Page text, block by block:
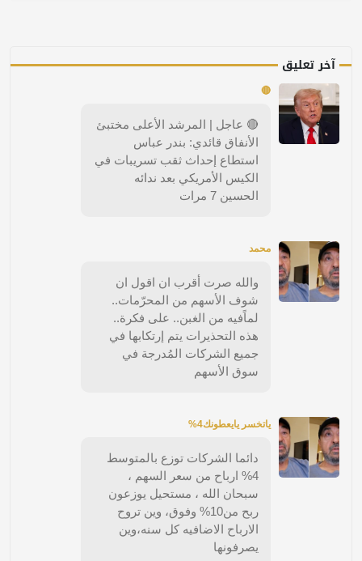
آخر تعليق
🔴
🔴 عاجل | المرشد الأعلى مختبئ
الأنفاق قائدي: بندر عباس
استطاع إحداث ثقب تسريبات في
الكيس الأمريكي بعد ندائه
الحسين 7 مرات
محمد
والله صرت أقرب ان اقول ان
شوف الأسهم من المحرّمات..
لماًفيه من الغبن.. على فكرة..
هذه التحذيرات يتم إرتكابها في
جميع الشركات المُدرجة في
سوق الأسهم
ياتخسر يايعطونك4%
دائما الشركات توزع بالمتوسط
4% ارباح من سعر السهم ،
سبحان الله ، مستحيل يوزعون
ربح من10% وفوق، وين تروح
الارباح الاضافيه كل سنه،وين
يصرفونها